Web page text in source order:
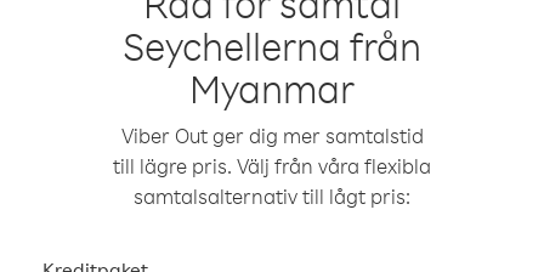
Seychellerna från
Myanmar
Viber Out ger dig mer samtalstid
till lägre pris. Välj från våra flexibla
samtalsalternativ till lågt pris: